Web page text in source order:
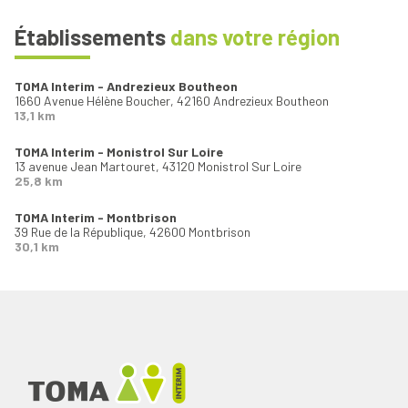
Établissements dans votre région
TOMA Interim - Andrezieux Boutheon
1660 Avenue Hélène Boucher, 42160 Andrezieux Boutheon
13,1 km
TOMA Interim - Monistrol Sur Loire
13 avenue Jean Martouret, 43120 Monistrol Sur Loire
25,8 km
TOMA Interim - Montbrison
39 Rue de la République, 42600 Montbrison
30,1 km